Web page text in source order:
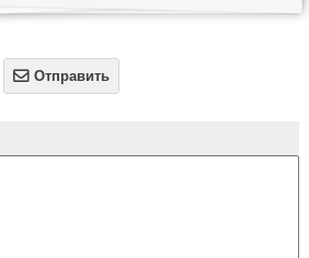
 Отправить